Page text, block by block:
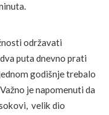
održavati
puta dnevno prati
godišnje trebalo
je napomenuti da
velik dio